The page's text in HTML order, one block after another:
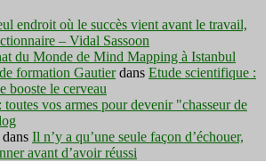
endroit où le succès vient avant le travail,
– Vidal Sassoon
du Monde de Mind Mapping à Istanbul
formation Gautierdans Etude scientifique :
booste le cerveau
toutes vos armes pour devenir "chasseur de
dans Il n’y a qu’une seule façon d’échouer,
avant d’avoir réussi